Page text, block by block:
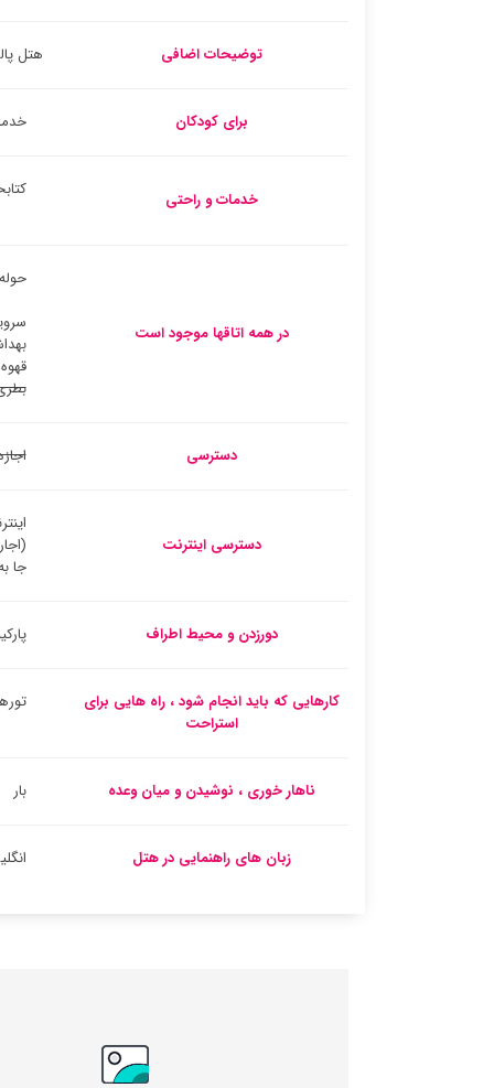
توضیحات اضافی هتل
برای کودکان
خدمات و راحتی
در همه اتاقها موجود است
دسترسی
دسترسی اینترنت
جا
دورزدن و محیط اطراف
کارهایی که باید انجام شود ، راه هایی برای
استراحت
ناهار خوری ، نوشیدن و میان وعده بار
زبان های راهنمایی در هتل